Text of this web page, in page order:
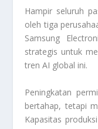
Hampir seluruh
oleh tiga
Samsung
strategis untuk
tren AI global ini.
Peningkatan
bertahap, tetapi
Kapasitas